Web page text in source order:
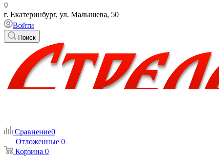
г. Екатеринбург, ул. Малышева, 50
Войти
Поиск
Сравнение0
Отложенные 0
Корзина 0